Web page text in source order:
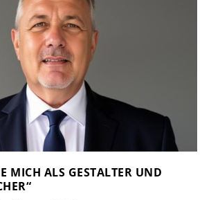
MICH ALS GESTALTER UND